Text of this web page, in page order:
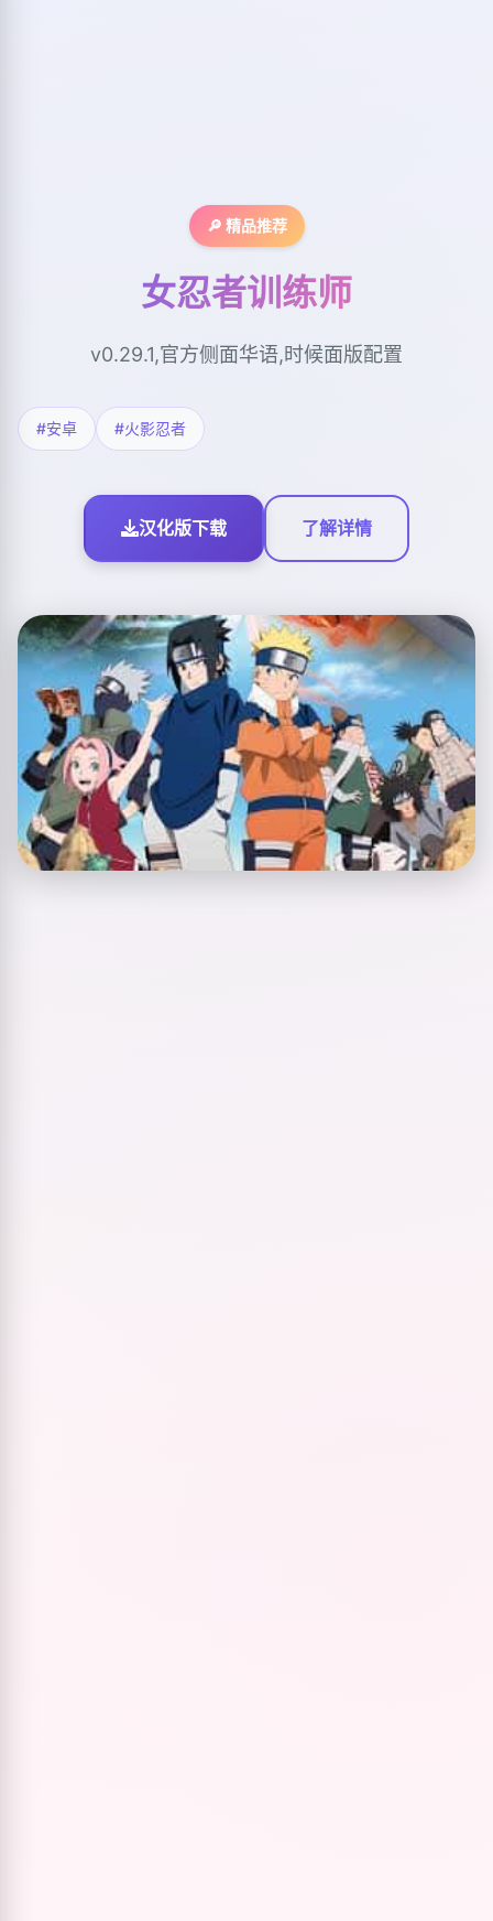
🔎 精品推荐
女忍者训练师
v0.29.1,官方侧面华语,时候面版配置
#安卓 #火影忍者
汉化版下载 了解详情